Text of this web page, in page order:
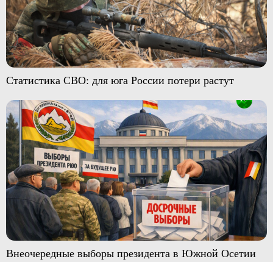
Статистика СВО: для юга России потери растут
Внеочередные выборы президента в Южной Осетии